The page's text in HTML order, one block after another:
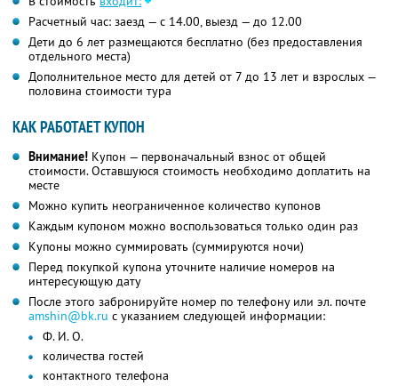
Расчетный час: заезд — с 14.00, выезд — до 12.00
Дети до 6 лет размещаются бесплатно (без предоставления
отдельного места)
Дополнительное место для детей от 7 до 13 лет и взрослых —
половина стоимости тура
КАК РАБОТАЕТ КУПОН
Внимание! Купон — первоначальный взнос от общей
стоимости. Оставшуюся стоимость необходимо доплатить на
месте
Можно купить неограниченное количество купонов
Каждым купоном можно воспользоваться только один раз
Купоны можно суммировать (суммируются ночи)
Перед покупкой купона уточните наличие номеров на
интересующую дату
После этого забронируйте номер по телефону или эл. почте
amshin@bk.ru с указанием следующей информации:
Ф. И. О.
количества гостей
контактного телефона